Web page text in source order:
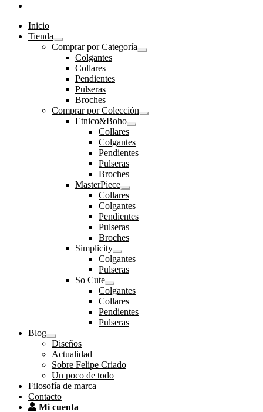
Inicio
Tienda
Expandir
el
menú
hijo
Comprar por Categoría
Expandir
Colgantes
Collares
Pendientes
Pulseras
Broches
Comprar por Colección
Expandir
Etnico&Boho
Expandir
menú
hijo
Collares
Colgantes
Pendientes
Pulseras
Broches
MasterPiece
Expandir
el
menú
hijo
Collares
Colgantes
Pendientes
Pulseras
Broches
Simplicity
Expandir
el
menú
Colgantes
Pulseras
So Cute
Expandir
el
menú
hijo
Colgantes
Collares
Pendientes
Pulseras
Blog
Expandir
el
menú
hijo
Diseños
Actualidad
Sobre Felipe Criado
Un poco de todo
Filosofía de marca
Contacto
Mi cuenta